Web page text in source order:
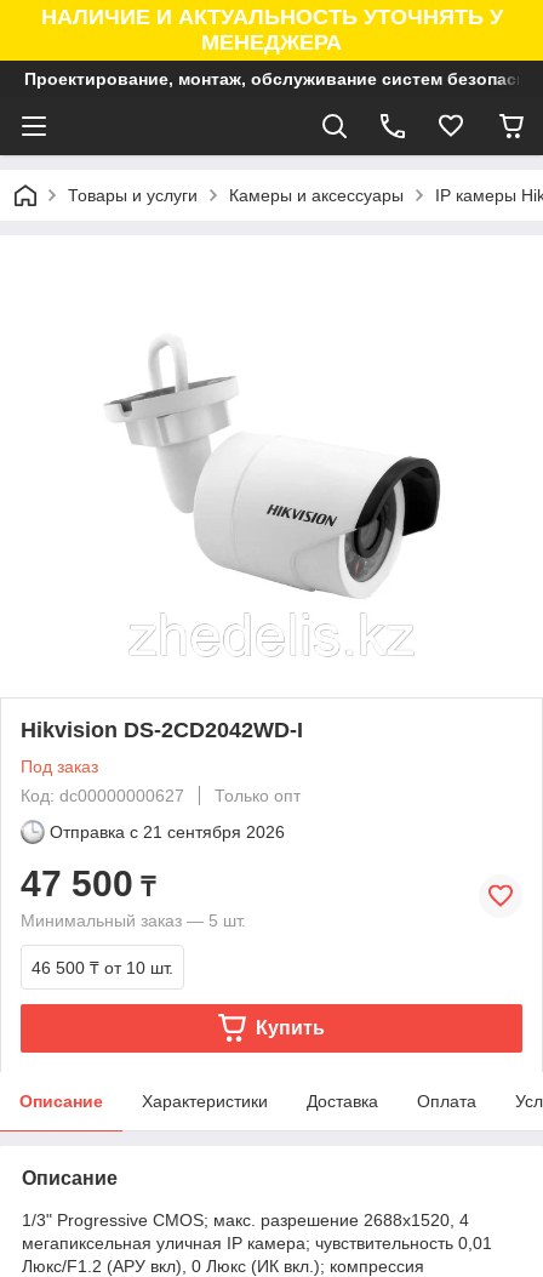
НАЛИЧИЕ И АКТУАЛЬНОСТЬ УТОЧНЯТЬ У
МЕНЕДЖЕРА
Проектирование, монтаж, обслуживание систем
Товары и услуги Камеры и аксессуары IP камеры
Hikvision DS-2CD2042WD-I
Под заказ
Код: dc00000000627
Только опт
Отправка с 21 сентября 2026
47 500 ₸
Минимальный заказ — 5 шт.
46 500 ₸ от 10 шт.
Купить
Описание Характеристики Доставка Оплата
Описание
1/3" Progressive CMOS; макс. разрешение 2688x1520, 4
мегапиксельная уличная IP камера; чувствительность 0,01
Люкс/F1.2 (АРУ вкл), 0 Люкс (ИК вкл.); компрессия